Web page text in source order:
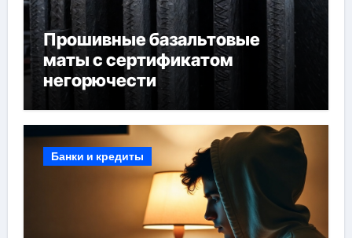
Прошивные базальтовые
маты с сертификатом
негорючести
Банки и кредиты